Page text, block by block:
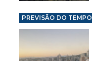
PREVISÃO DO TEMPO